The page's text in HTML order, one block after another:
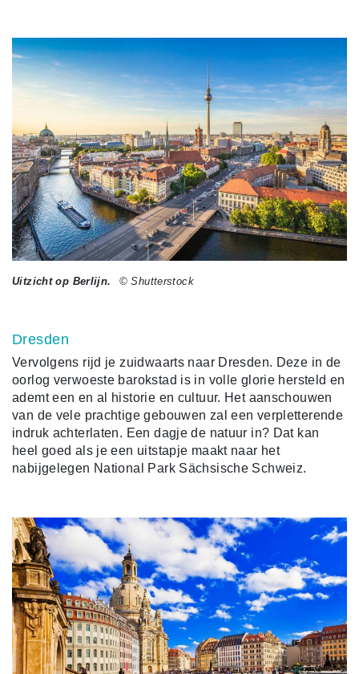
Uitzicht op Berlijn. © Shutterstock
Dresden
Vervolgens rijd je zuidwaarts naar Dresden. Deze in de
oorlog verwoeste barokstad is in volle glorie hersteld en
ademt een en al historie en cultuur. Het aanschouwen
van de vele prachtige gebouwen zal een verpletterende
indruk achterlaten. Een dagje de natuur in? Dat kan
heel goed als je een uitstapje maakt naar het
nabijgelegen National Park Sächsische Schweiz.